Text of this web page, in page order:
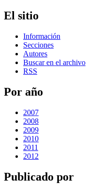
El sitio
Información
Secciones
Autores
Buscar en el archivo
RSS
Por año
2007
2008
2009
2010
2011
2012
Publicado por